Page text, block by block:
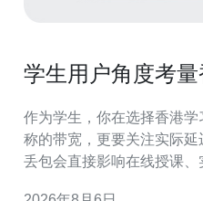
学生用户角度考
作为学生，你在选择香港
称的带宽，更要关注实际
丢包会直接影响在线授课